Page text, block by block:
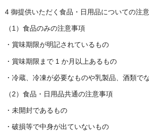
4 御提供いただく食品・日用品についての注
（1）食品のみの注意事項
・賞味期限が明記されているもの
・賞味期限まで 1 か月以上あるもの
・冷蔵、冷凍が必要なものや乳製品、酒類で
（2）食品・日用品共通の注意事項
・未開封であるもの
・破損等で中身が出ていないもの